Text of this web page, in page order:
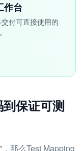
台
付可直接使用的
保证可测
那么Test Mapping